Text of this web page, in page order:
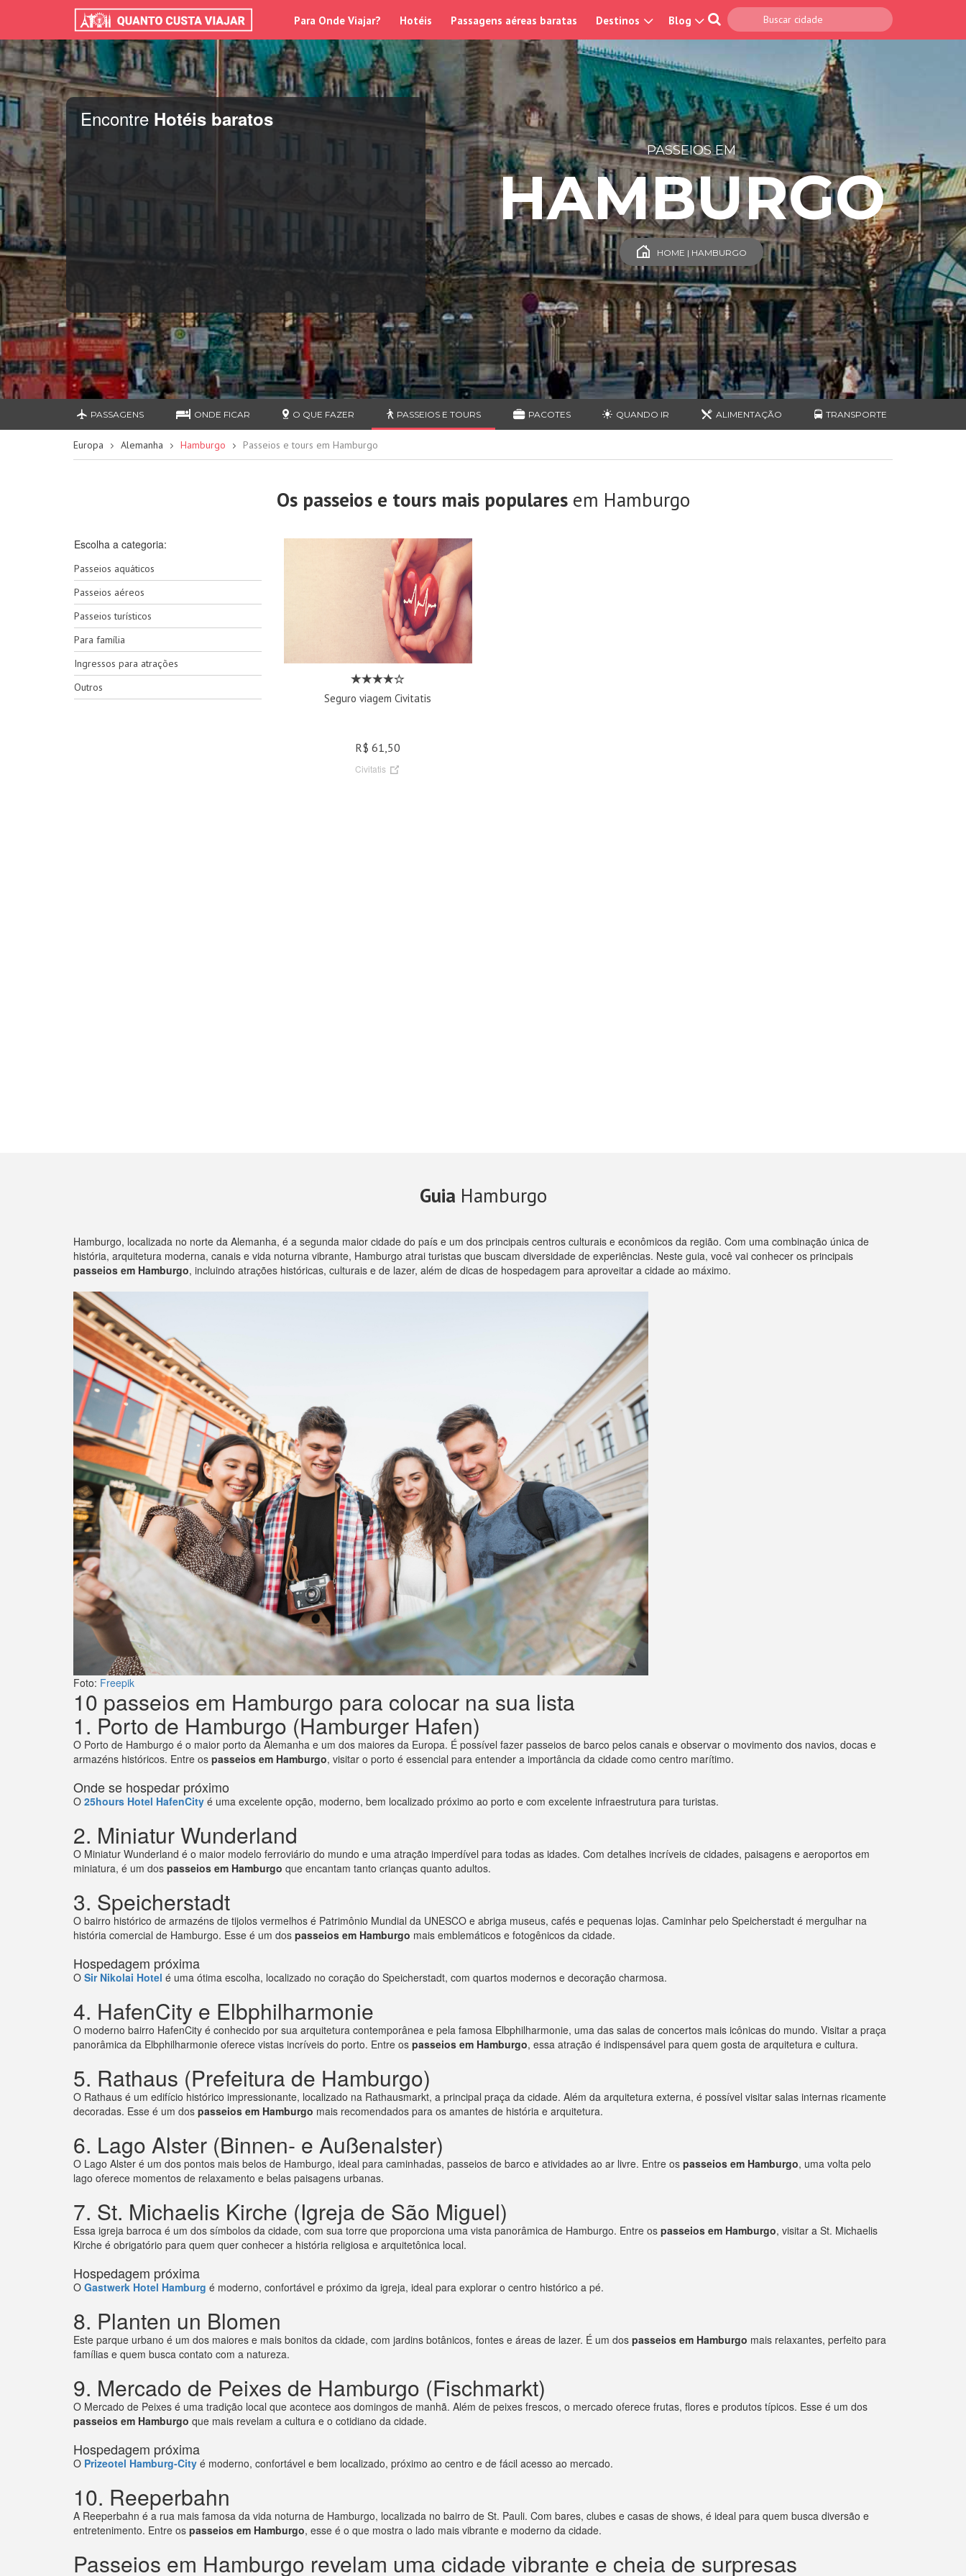
Para Onde Viajar? Hotéis Passagens aéreas baratas Destinos Blog
Encontre Hotéis baratos
PASSEIOS EM
HAMBURGO
HOME | HAMBURGO
PASSAGENS ONDE FICAR O QUE FAZER PASSEIOS E TOURS PACOTES QUANDO IR ALIMENTAÇÃO TRANSPORTE
Europa Alemanha Hamburgo Passeios e tours em Hamburgo
Os passeios e tours mais popularesem Hamburgo
Escolha a categoria:
Passeios aquáticos
Passeios aéreos
Passeios turísticos
Para família
Ingressos para atrações
Outros
Seguro viagem Civitatis
R$ 61,50
Civitatis
Guia Hamburgo
Hamburgo, localizada no norte da Alemanha, é a segunda maior cidade do país e um dos principais centros culturais e econômicos da região. Com uma combinação única de
história, arquitetura moderna, canais e vida noturna vibrante, Hamburgo atrai turistas que buscam diversidade de experiências. Neste guia, você vai conhecer os principais
passeios em Hamburgo, incluindo atrações históricas, culturais e de lazer, além de dicas de hospedagem para aproveitar a cidade ao máximo.
Foto: Freepik
10 passeios em Hamburgo para colocar na sua lista
1. Porto de Hamburgo (Hamburger Hafen)
O Porto de Hamburgo é o maior porto da Alemanha e um dos maiores da Europa. É possível fazer passeios de barco pelos canais e observar o movimento dos navios, docas e
armazéns históricos. Entre os passeios em Hamburgo, visitar o porto é essencial para entender a importância da cidade como centro marítimo.
Onde se hospedar próximo
O 25hours Hotel HafenCity é uma excelente opção, moderno, bem localizado próximo ao porto e com excelente infraestrutura para turistas.
2. Miniatur Wunderland
O Miniatur Wunderland é o maior modelo ferroviário do mundo e uma atração imperdível para todas as idades. Com detalhes incríveis de cidades, paisagens e aeroportos em
miniatura, é um dos passeios em Hamburgo que encantam tanto crianças quanto adultos.
3. Speicherstadt
O bairro histórico de armazéns de tijolos vermelhos é Patrimônio Mundial da UNESCO e abriga museus, cafés e pequenas lojas. Caminhar pelo Speicherstadt é mergulhar na
história comercial de Hamburgo. Esse é um dos passeios em Hamburgo mais emblemáticos e fotogênicos da cidade.
Hospedagem próxima
O Sir Nikolai Hotel é uma ótima escolha, localizado no coração do Speicherstadt, com quartos modernos e decoração charmosa.
4. HafenCity e Elbphilharmonie
O moderno bairro HafenCity é conhecido por sua arquitetura contemporânea e pela famosa Elbphilharmonie, uma das salas de concertos mais icônicas do mundo. Visitar a praça
panorâmica da Elbphilharmonie oferece vistas incríveis do porto. Entre os passeios em Hamburgo, essa atração é indispensável para quem gosta de arquitetura e cultura.
5. Rathaus (Prefeitura de Hamburgo)
O Rathaus é um edifício histórico impressionante, localizado na Rathausmarkt, a principal praça da cidade. Além da arquitetura externa, é possível visitar salas internas ricamente
decoradas. Esse é um dos passeios em Hamburgo mais recomendados para os amantes de história e arquitetura.
6. Lago Alster (Binnen- e Außenalster)
O Lago Alster é um dos pontos mais belos de Hamburgo, ideal para caminhadas, passeios de barco e atividades ao ar livre. Entre os passeios em Hamburgo, uma volta pelo
lago oferece momentos de relaxamento e belas paisagens urbanas.
7. St. Michaelis Kirche (Igreja de São Miguel)
Essa igreja barroca é um dos símbolos da cidade, com sua torre que proporciona uma vista panorâmica de Hamburgo. Entre os passeios em Hamburgo, visitar a St. Michaelis
Kirche é obrigatório para quem quer conhecer a história religiosa e arquitetônica local.
Hospedagem próxima
O Gastwerk Hotel Hamburg é moderno, confortável e próximo da igreja, ideal para explorar o centro histórico a pé.
8. Planten un Blomen
Este parque urbano é um dos maiores e mais bonitos da cidade, com jardins botânicos, fontes e áreas de lazer. É um dos passeios em Hamburgo mais relaxantes, perfeito para
famílias e quem busca contato com a natureza.
9. Mercado de Peixes de Hamburgo (Fischmarkt)
O Mercado de Peixes é uma tradição local que acontece aos domingos de manhã. Além de peixes frescos, o mercado oferece frutas, flores e produtos típicos. Esse é um dos
passeios em Hamburgo que mais revelam a cultura e o cotidiano da cidade.
Hospedagem próxima
O Prizeotel Hamburg-City é moderno, confortável e bem localizado, próximo ao centro e de fácil acesso ao mercado.
10. Reeperbahn
A Reeperbahn é a rua mais famosa da vida noturna de Hamburgo, localizada no bairro de St. Pauli. Com bares, clubes e casas de shows, é ideal para quem busca diversão e
entretenimento. Entre os passeios em Hamburgo, esse é o que mostra o lado mais vibrante e moderno da cidade.
Passeios em Hamburgo revelam uma cidade vibrante e cheia de surpresas